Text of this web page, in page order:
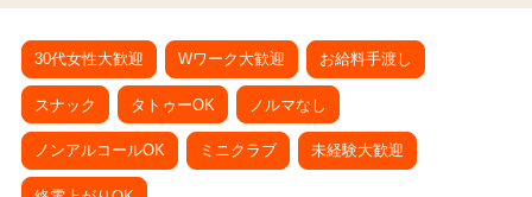
30代女性大歓迎 Wワーク大歓迎 お給料手渡し
スナック タトゥーOK ノルマなし
ノンアルコールOK ミニクラブ 未経験大歓迎